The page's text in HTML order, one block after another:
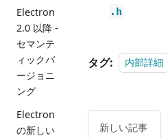
Electron
2.0 以降 -
セマンテ
ィックバ
ージョニ
ング
Electron
の新しい
.h
タグ: 内部詳細
新しい記事